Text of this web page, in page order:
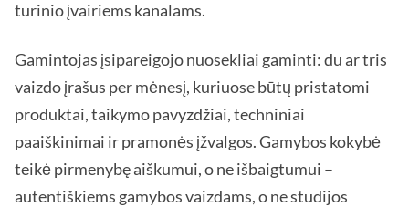
turinio įvairiems kanalams.
Gamintojas įsipareigojo nuosekliai gaminti: du ar tris
vaizdo įrašus per mėnesį, kuriuose būtų pristatomi
produktai, taikymo pavyzdžiai, techniniai
paaiškinimai ir pramonės įžvalgos. Gamybos kokybė
teikė pirmenybę aiškumui, o ne išbaigtumui –
autentiškiems gamybos vaizdams, o ne studijos